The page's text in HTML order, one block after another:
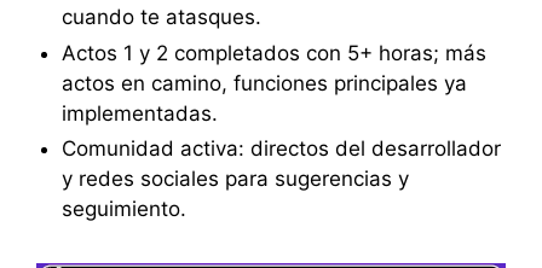
cuando te atasques.
Actos 1 y 2 completados con 5+ horas; más
actos en camino, funciones principales ya
implementadas.
Comunidad activa: directos del desarrollador
y redes sociales para sugerencias y
seguimiento.